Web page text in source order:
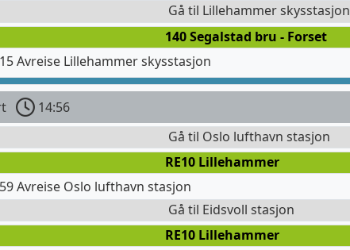
Gå til Lillehammer skysstasjon
140 Segalstad bru - Forset
Avreise Lillehammer skysstasjon
14:56
Gå til Oslo lufthavn stasjon
RE10 Lillehammer
Avreise Oslo lufthavn stasjon
Gå til Eidsvoll stasjon
RE10 Lillehammer